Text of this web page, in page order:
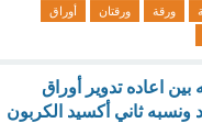
ورقة ورقتان
أوراق
بين اعاده تدوير أوراق
ونسبه ثاني أكسيد الكربون